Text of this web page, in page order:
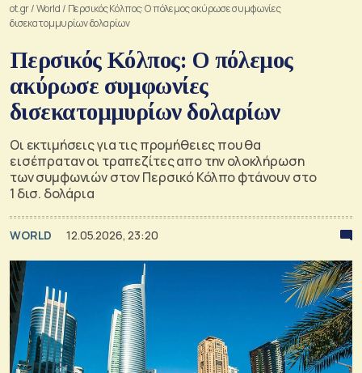
ot.gr/World / Περσικός Κόλπος: Ο πόλεμος ακύρωσε συμφωνίες
δισεκατομμυρίων δολαρίων
Περσικός Κόλπος: Ο πόλεμος
ακύρωσε συμφωνίες
δισεκατομμυρίων δολαρίων
Οι εκτιμήσεις για τις προμήθειες που θα
εισέπραταν οι τραπεζίτες απο την ολοκλήρωση
των συμφωνιών στον Περσικό Κόλπο φτάνουν στο
1 δισ. δολάρια
WORLD 12.05.2026, 23:20